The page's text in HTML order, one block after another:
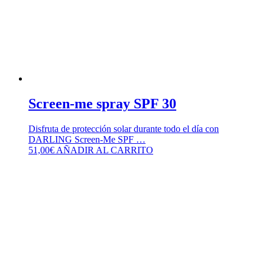
Screen-me spray SPF 30
Disfruta de protección solar durante todo el día con
DARLING Screen-Me SPF …
51,00€ AÑADIR AL CARRITO